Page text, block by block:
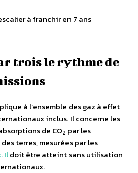
à franchir en 7 ans
trois le rythme de
à l’ensemble des gaz à effet
inclus. Il concerne les
de CO2 par les
terres, mesurées par les
Ildoit être atteint sans utilisation